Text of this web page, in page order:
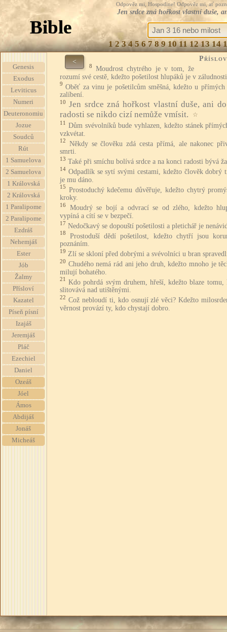
Odpověz mi, Hospodine! Odpověz mi, ať
Jen srdce zná hořkost vlastní duše,
Bible
1 2 3 4 5 6 7 8 9 10 11 12 13 14
Genesis
Exodus
Leviticus
Numeri
Deuteronomiu
Jozue
Soudců
Rút
1 Samuelova
2 Samuelova
1 Královská
2 Královská
1 Paralipome
2 Paralipome
Ezdráš
Nehemjáš
Ester
Jób
Žalmy
Přísloví
Kazatel
Píseň písní
Izajáš
Jeremjáš
Pláč
Ezechiel
Daniel
Ozeáš
Jóel
Ámos
Abdijáš
Jonáš
Micheáš
<
8
Moudrost chytrého je v tom, že
rozumí své cestě, kdežto pošetilost hlupáků je v
9 Oběť za vinu je pošetilcům směšná, kdežto u přímých
zalíbení.
10
Jen srdce zná hořkost vlastní duše, ani
radosti se nikdo cizí nemůže vmísit.
☆
11 Dům svévolníků bude vyhlazen, kdežto stánek
vzkvétat.
12
Někdy se člověku zdá cesta přímá, ale nakonec
smrti.
13 Také při smíchu bolívá srdce a na konci radosti bývá
14 Odpadlík se sytí svými cestami, kdežto člověk dobrý
je mu dáno.
15 Prostoduchý kdečemu důvěřuje, kdežto chytrý
kroky.
16
Moudrý se bojí a odvrací se od zlého, kdežto
vypíná a cítí se v bezpečí.
17 Nedočkavý se dopouští pošetilosti a pletichář je
18
Prostoduší dědí pošetilost, kdežto chytří jsou
poznáním.
19 Zlí se skloní před dobrými a svévolníci u bran
20 Chudého nemá rád ani jeho druh, kdežto mnoho je
milují bohatého.
21 Kdo pohrdá svým druhem, hřeší, kdežto blaze tomu,
slitovává nad utištěnými.
22 Což nebloudí ti, kdo osnují zlé věci? Kdežto
věrnost provází ty, kdo chystají dobro.